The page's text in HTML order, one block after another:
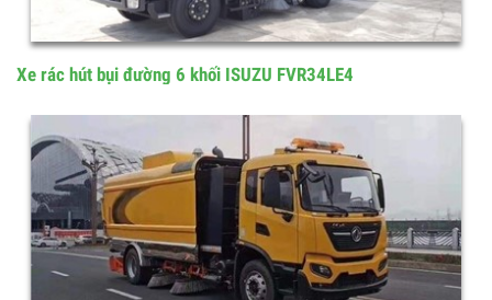
Xe quét đường 5 khối Isuzu - Model:...